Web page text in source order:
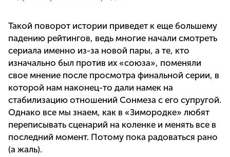
Такой поворот истории приведет к еще большему
падению рейтингов, ведь многие начали смотреть
сериала именно из-за новой пары, а те, кто
изначально был против их «союза», поменяли
свое мнение после просмотра финальной серии, в
которой нам наконец-то дали намек на
стабилизацию отношений Сонмеза с его супругой.
Однако все мы знаем, как в «Зимородке» любят
переписывать сценарий на коленке и менять все в
последний момент. Потому пока радоваться рано
(а жаль).